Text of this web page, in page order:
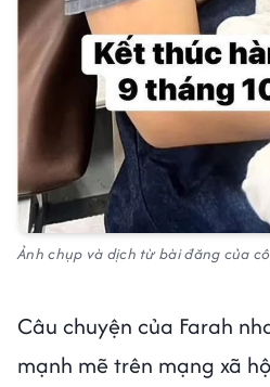
Ảnh chụp và dịch từ bài đăng của
Câu chuyện của Farah
mạnh mẽ trên mạng xã